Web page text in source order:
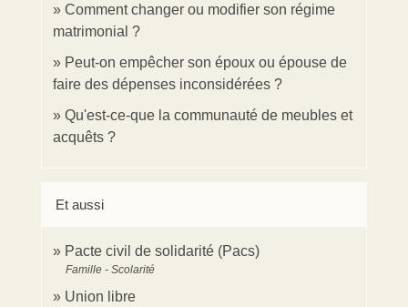
Comment changer ou modifier son régime
matrimonial ?
Peut-on empêcher son époux ou épouse de
faire des dépenses inconsidérées ?
Qu'est-ce-que la communauté de meubles et
acquêts ?
Et aussi
Pacte civil de solidarité (Pacs)
Famille - Scolarité
Union libre